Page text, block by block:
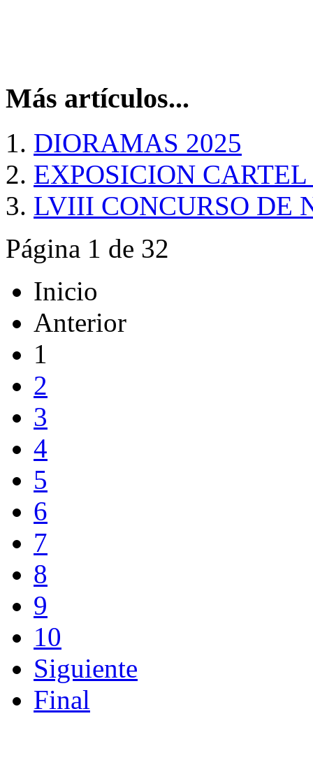
Más artículos...
DIORAMAS 2025
EXPOSICION
LVIII CONCURSO DE
Página 1 de 32
Inicio
Anterior
1
2
3
4
5
6
7
8
9
10
Siguiente
Final